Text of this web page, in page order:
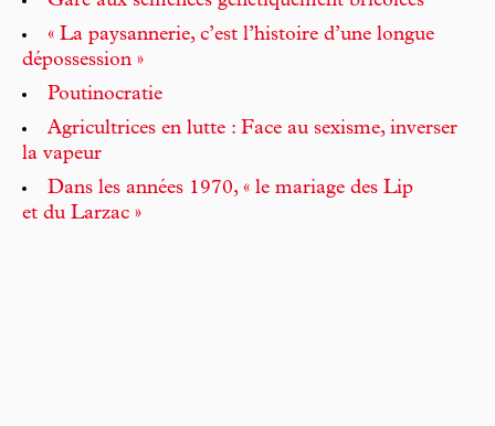
« La paysannerie, c’est l’histoire d’une longue
dépossession »
Poutinocratie
Agricultrices en lutte : Face au sexisme, inverser
la vapeur
Dans les années 1970, « le mariage des Lip
et du Larzac »